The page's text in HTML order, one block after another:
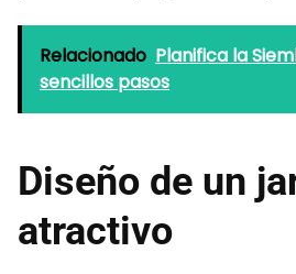
Relacionado Planifica la
sencillos pasos
Diseño de un
atractivo